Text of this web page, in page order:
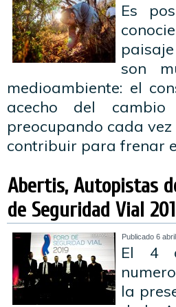
Es
son
medioambiente: el
acecho del
preocupando cada
contribuir para frenar
Abertis, Autopistas
de Seguridad Vial
Publicado 6
El 4
la